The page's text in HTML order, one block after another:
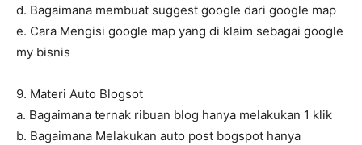
d. Bagaimana membuat suggest google dari google map
e. Cara Mengisi google map yang di klaim sebagai google
my bisnis
9. Materi Auto Blogsot
a. Bagaimana ternak ribuan blog hanya melakukan 1 klik
b. Bagaimana Melakukan auto post bogspot hanya